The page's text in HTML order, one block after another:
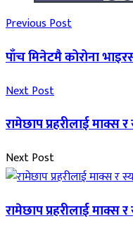
Previous Post
पाँच मिनेटमै कोरोना
Next Post
रामेछाप प्रहरीलाई माक्स
Next Post
रामेछाप प्रहरीलाई माक्स